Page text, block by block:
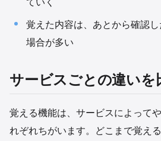
覚えた内容は、あとから確認
場合が多い
サービスごとの違いを
覚える機能は、サービスによって
れぞれちがいます。どこまで覚え